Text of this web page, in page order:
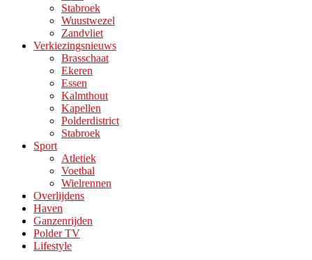
Stabroek
Wuustwezel
Zandvliet
Verkiezingsnieuws
Brasschaat
Ekeren
Essen
Kalmthout
Kapellen
Polderdistrict
Stabroek
Sport
Atletiek
Voetbal
Wielrennen
Overlijdens
Haven
Ganzenrijden
Polder TV
Lifestyle